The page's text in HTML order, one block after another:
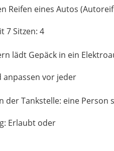
7 Sitzen: 4
vor jeder
Erlaubt oder